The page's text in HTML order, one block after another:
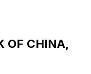
OF CHINA,